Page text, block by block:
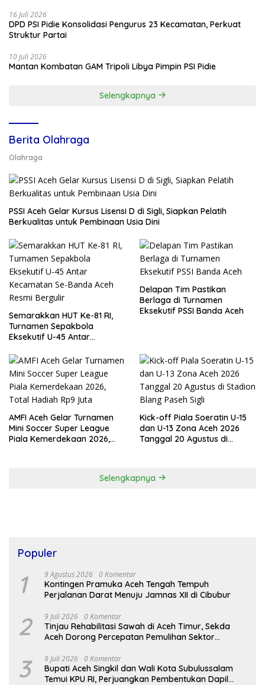
16 Juli 2026
DPD PSI Pidie Konsolidasi Pengurus 23 Kecamatan, Perkuat
Struktur Partai
10 Juli 2026
Mantan Kombatan GAM Tripoli Libya Pimpin PSI Pidie
Selengkapnya
Berita Olahraga
Olahraga
PSSI Aceh Gelar Kursus Lisensi D di Sigli, Siapkan Pelatih
Berkualitas untuk Pembinaan Usia Dini
Semarakkan HUT Ke-81 RI,
Turnamen Sepakbola
Eksekutif U-45 Antar
Resmi Bergulir
Delapan Tim Pastikan
Berlaga di Turnamen
Eksekutif PSSI Banda Aceh
AMFI Aceh Gelar Turnamen
Mini Soccer Super League
Piala Kemerdekaan 2026,
Kick-off Piala Soeratin U-15
dan U-13 Zona Aceh 2026
Tanggal 20 Agustus di
Selengkapnya
Populer
1 9 Agustus 2026 0 Komentar
Kontingen Pramuka Aceh Tengah Tempuh
Perjalanan Darat Menuju Jamnas XII di Cibubur
2 9 Juli 2026 0 Komentar
Tinjau Rehabilitasi Sawah di Aceh Timur, Sekda
Aceh Dorong Percepatan Pemulihan Sektor
3 9 Juli 2026 0 Komentar
Bupati Aceh Singkil dan Wali Kota Subulussalam
Temui KPU RI, Perjuangkan Pembentukan Dapil